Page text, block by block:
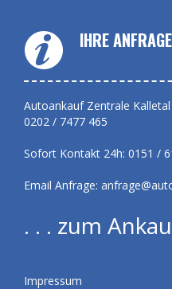
IHRE
Autoankauf Zentrale
0202 / 7477 465
Sofort Kontakt 24h: 0151 /
Email Anfrage:
. . . zum
Impressum